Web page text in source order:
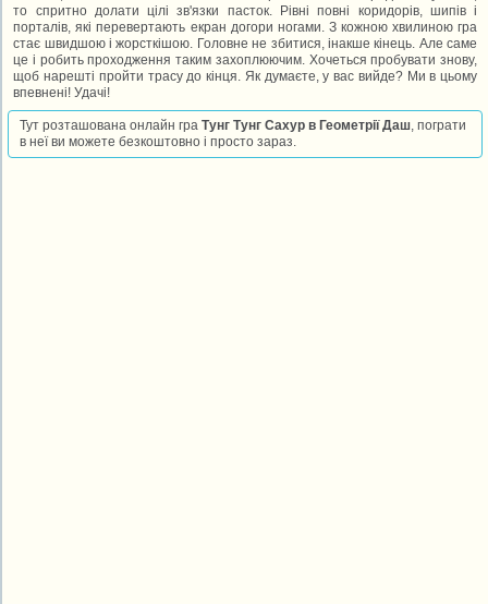
то спритно долати цілі зв'язки пасток. Рівні повні коридорів, шипів і
порталів, які перевертають екран догори ногами. З кожною хвилиною гра
стає швидшою і жорсткішою. Головне не збитися, інакше кінець. Але саме
це і робить проходження таким захоплюючим. Хочеться пробувати знову,
щоб нарешті пройти трасу до кінця. Як думаєте, у вас вийде? Ми в цьому
впевнені! Удачі!
Тут розташована онлайн граТунг Тунг Сахур в Геометрії Даш, пограти
в неї ви можете безкоштовно і просто зараз.